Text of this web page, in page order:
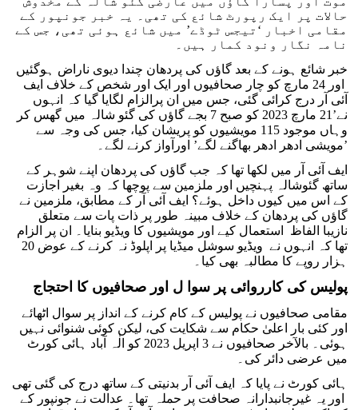
حالات پر ایک رپورٹ شائع کی تھی۔ یہ خبر جونپور کے
مقامی اخبار ‘تیجس ٹوڈے’ میں شائع ہوئی تھی، جس کے
نامہ نگار ونود کمار ہیں۔
خبر شائع ہونے کے بعد گاؤں کی پردھان چندا دیوی ناراض ہوگئیں
اور 24 مارچ کو چار صحافیوں اور ایک اور شخص کے خلاف ایف
آئی آر درج کرائی گئی، جس میں ان پرالزام لگایا گیا کہ انہوں
نے’21 مارچ 2023 کو صبح 7 بجے گاؤں کی گئو شالہ میں گھس کر
وہاں موجود 115 مویشیوں کو پریشان کیا، جس کی وجہ سے
مویشی ادھر ادھر بھاگنے لگے’ اورآواز کرنے لگے۔’
ایف آئی آر میں لکھا تھا کہ جب گاؤں کی پردھان اپنے شوہر کے
ساتھ گئوشالہ پہنچیں اور ملزمین سے پوچھا کہ وہ بغیر اجازت
کے اس میں کیوں داخل ہوئے؟ ایف آئی آر کے مطابق، ملزمین نے
گاؤں کی پردھان کے خلاف مبینہ طور پر ذات پات سے متعلق
نازیبا الفاظ استعمال کیے اور مویشیوں کا ویڈیو بنایا۔ ان پر الزام
تھا کہ انہوں نے ویڈیو سوشل میڈیا پر اپلوڈ نہ کرنے کے عوض 20
ہزار روپے کا مطالبہ بھی کیا۔
پولیس کی کارروائی پر سوا ل اور صحافیوں کا احتجاج
مقامی صحافیوں نے پولیس کے کام کرنے کے انداز پر سوال اٹھائے
اور کئی بار اعلیٰ حکام سے شکایت کی، لیکن کوئی شنوائی نہیں
ہوئی۔ بالآخر صحافیوں نے 3 اپریل 2023 کو الٰہ آباد ہائی کورٹ
میں عرضی دائر کی۔
ہائی کورٹ نے پایا کہ ایف آئی آر بدنیتی کے ساتھ درج کی گئی تھی
اور یہ غیرجانبدارانہ صحافت پر حملہ تھا۔ عدالت نے جونپور کے